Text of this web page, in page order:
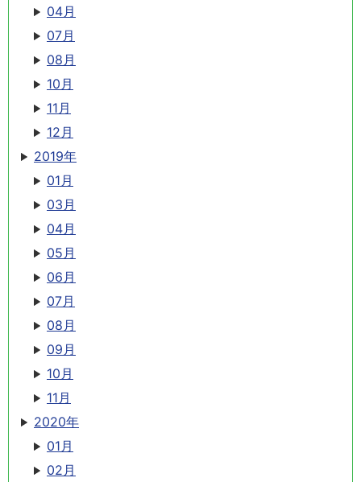
04月
07月
08月
10月
11月
12月
2019年
01月
03月
04月
05月
06月
07月
08月
09月
10月
11月
2020年
01月
02月